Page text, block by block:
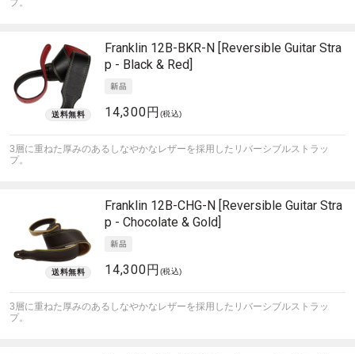
Franklin 12B-BKR-N [Reversible Guitar Stra
p - Black & Red]
14,300円 (税込)
3層に重ねた厚みのあるしなやかなレザーを採用したリバーシブルストラッ
プ。
Franklin 12B-CHG-N [Reversible Guitar Stra
p - Chocolate & Gold]
14,300円 (税込)
3層に重ねた厚みのあるしなやかなレザーを採用したリバーシブルストラッ
プ。